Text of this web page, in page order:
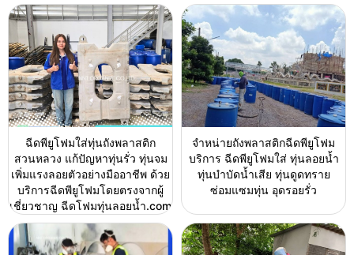
ฉีดพียูโฟมใส่ทุ่นถังพลาสติก
สวนหลวง แก้ปัญหาทุ่นรั่ว ทุ่นจม
เพิ่มแรงลอยตัวอย่างมืออาชีพ ด้วย
บริการฉีดพียูโฟมโดยตรงจากผู้
เชี่ยวชาญ ฉีดโฟมทุ่นลอยน้ำ.com
จำหน่ายถังพลาสติกฉีดพียูโฟม
บริการ ฉีดพียูโฟมใส่ ทุ่นลอยน้ำ
ทุ่นบำบัดน้ำเสีย ทุ่นดูดทราย
ซ่อมแซมทุ่น อุดรอยรั่ว